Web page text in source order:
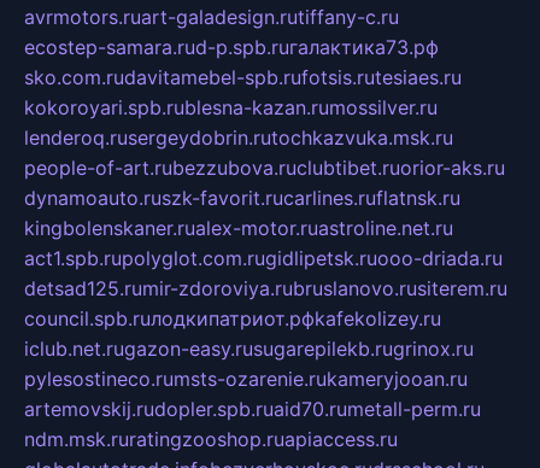
avrmotors.ruart-galadesign.rutiffany-c.ru
ecostep-samara.rud-p.spb.ruгалактика73.рф
sko.com.rudavitamebel-spb.rufotsis.rutesiaes.ru
kokoroyari.spb.rublesna-kazan.rumossilver.ru
lenderoq.rusergeydobrin.rutochkazvuka.msk.ru
people-of-art.rubezzubova.ruclubtibet.ruorior-aks.ru
dynamoauto.ruszk-favorit.rucarlines.ruflatnsk.ru
kingbolenskaner.rualex-motor.ruastroline.net.ru
act1.spb.rupolyglot.com.rugidlipetsk.ruooo-driada.ru
detsad125.rumir-zdoroviya.rubruslanovo.rusiterem.ru
council.spb.ruлодкипатриот.рфkafekolizey.ru
iclub.net.rugazon-easy.rusugarepilekb.rugrinox.ru
pylesostineco.rumsts-ozarenie.rukameryjooan.ru
artemovskij.rudopler.spb.ruaid70.rumetall-perm.ru
ndm.msk.ruratingzooshop.ruapiaccess.ru